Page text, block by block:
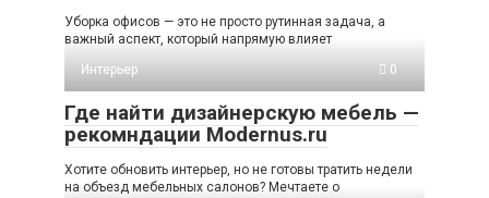
Уборка офисов — это не просто рутинная задача, а
важный аспект, который напрямую влияет
Интерьер
0
Где найти дизайнерскую мебель —
рекомндации Modernus.ru
Хотите обновить интерьер, но не готовы тратить недели
на объезд мебельных салонов? Мечтаете о